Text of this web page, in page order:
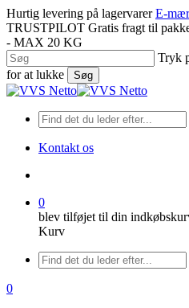
Spring
til
hovedindhold
Hurtig levering på lagervarer E-
TRUSTPILOT Gratis fragt til
- MAX 20 KG
Tryk
for at lukke
Søg
Luk
Kontakt os
0
blev tilføjet til din
Kurv
Menu
søge
0